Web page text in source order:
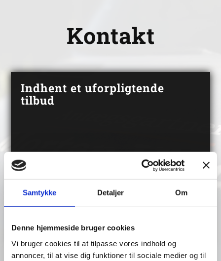
Samtykke Detaljer Om
Denne hjemmeside bruger cookies
Vi bruger cookies til at tilpasse vores indhold og
annoncer, til at vise dig funktioner til sociale medier og til
Kontakt
Indhent et uforpligtende
tilbud